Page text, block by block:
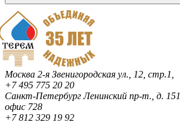
Москва 2-я Звенигородская ул., 12, стр.1,
+7 495 775 20 20
Санкт-ПетербургЛенинский пр-т., д. 151,
офис 728
+7 812 329 19 92